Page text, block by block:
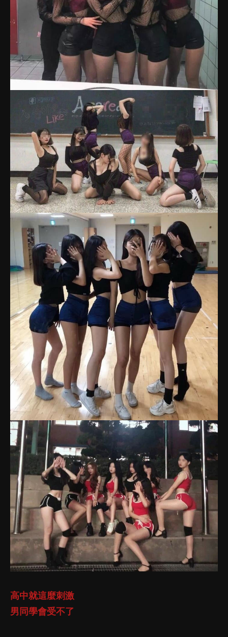
高中就這麼刺激
男同學會受不了